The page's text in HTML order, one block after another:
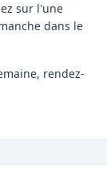
sur l'une
dans le
rendez-